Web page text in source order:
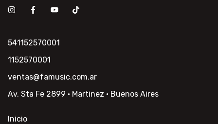
541152570001
1152570001
ventas@famusic.com.ar
Av. Sta Fe 2899 · Martinez · Buenos Aires
Inicio